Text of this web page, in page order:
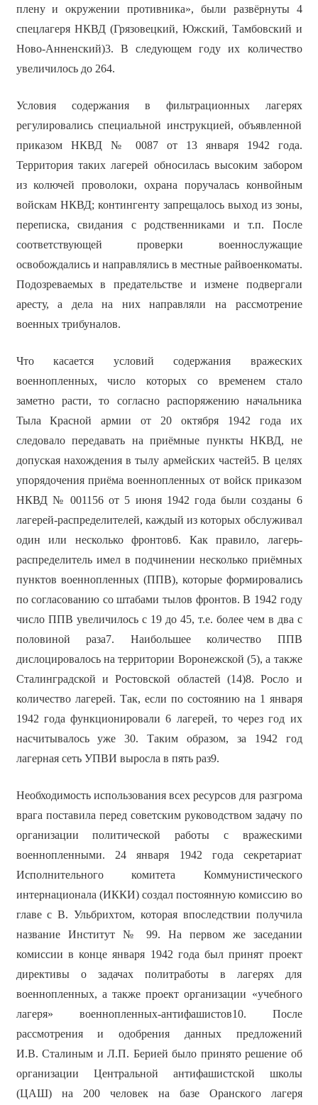
плену и окружении противника», были развёрнуты 4
спецлагеря НКВД (Грязовецкий, Южский, Тамбовский и
Ново-Анненский)3. В следующем году их количество
увеличилось до 264.
Условия содержания в фильтрационных лагерях
регулировались специальной инструкцией, объявленной
приказом НКВД № 0087 от 13 января 1942 года.
Территория таких лагерей обносилась высоким забором
из колючей проволоки, охрана поручалась конвойным
войскам НКВД; контингенту запрещалось выход из зоны,
переписка, свидания с родственниками и т.п. После
соответствующей проверки военнослужащие
освобождались и направлялись в местные райвоенкоматы.
Подозреваемых в предательстве и измене подвергали
аресту, а дела на них направляли на рассмотрение
военных трибуналов.
Что касается условий содержания вражеских
военнопленных, число которых со временем стало
заметно расти, то согласно распоряжению начальника
Тыла Красной армии от 20 октября 1942 года их
следовало передавать на приёмные пункты НКВД, не
допуская нахождения в тылу армейских частей5. В целях
упорядочения приёма военнопленных от войск приказом
НКВД № 001156 от 5 июня 1942 года были созданы 6
лагерей-распределителей, каждый из которых обслуживал
один или несколько фронтов6. Как правило, лагерь-
распределитель имел в подчинении несколько приёмных
пунктов военнопленных (ППВ), которые формировались
по согласованию со штабами тылов фронтов. В 1942 году
число ППВ увеличилось с 19 до 45, т.е. более чем в два с
половиной раза7. Наибольшее количество ППВ
дислоцировалось на территории Воронежской (5), а также
Сталинградской и Ростовской областей (14)8. Росло и
количество лагерей. Так, если по состоянию на 1 января
1942 года функционировали 6 лагерей, то через год их
насчитывалось уже 30. Таким образом, за 1942 год
лагерная сеть УПВИ выросла в пять раз9.
Необходимость использования всех ресурсов для разгрома
врага поставила перед советским руководством задачу по
организации политической работы с вражескими
военнопленными. 24 января 1942 года секретариат
Исполнительного комитета Коммунистического
интернационала (ИККИ) создал постоянную комиссию во
главе с В. Ульбрихтом, которая впоследствии получила
название Институт № 99. На первом же заседании
комиссии в конце января 1942 года был принят проект
директивы о задачах политработы в лагерях для
военнопленных, а также проект организации «учебного
лагеря» военнопленных-антифашистов10. После
рассмотрения и одобрения данных предложений
И.В. Сталиным и Л.П. Берией было принято решение об
организации Центральной антифашистской школы
(ЦАШ) на 200 человек на базе Оранского лагеря